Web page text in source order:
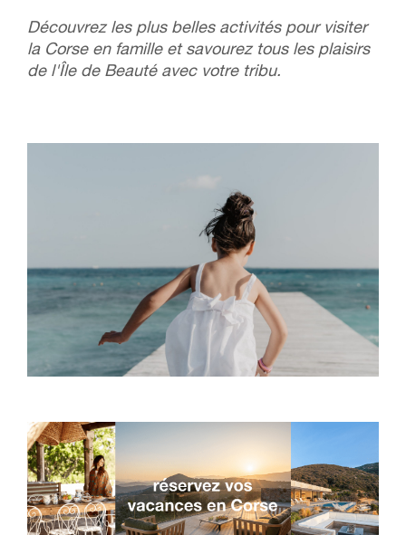
Découvrez les plus belles activités pour visiter
la Corse en famille et savourez tous les plaisirs
de l'Île de Beauté avec votre tribu.